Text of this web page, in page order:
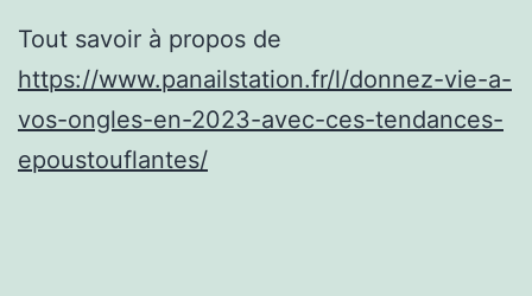
Tout savoir à propos de
https://www.panailstation.fr/l/donnez-vie-a-
vos-ongles-en-2023-avec-ces-tendances-
epoustouflantes/